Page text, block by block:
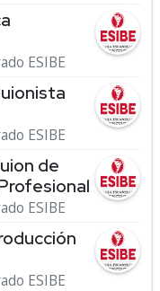
ESIBE
ESIBE
de
ESIBE
ESIBE